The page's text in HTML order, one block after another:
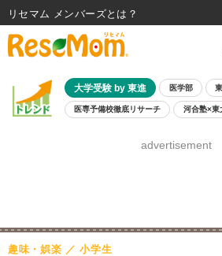
大学受験 by 東進 医学部
医専予備校徹底リサーチ 河合塾×東
8月開催学校説明会・相談会
advertisement
趣味・娯楽 小学生
リセマム メンバーズ